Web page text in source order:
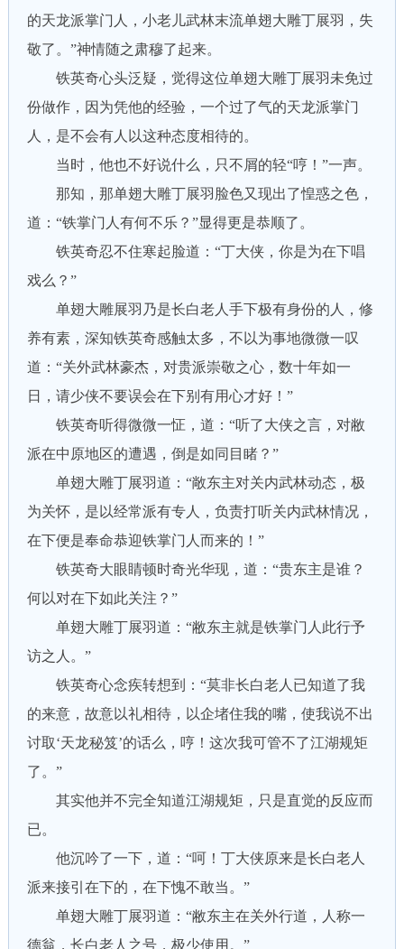
的天龙派掌门人，小老儿武林末流单翅大雕丁展羽，失
敬了。”神情随之肃穆了起来。
铁英奇心头泛疑，觉得这位单翅大雕丁展羽未免过
份做作，因为凭他的经验，一个过了气的天龙派掌门
人，是不会有人以这种态度相待的。
当时，他也不好说什么，只不屑的轻“哼！”一声。
那知，那单翅大雕丁展羽脸色又现出了惶惑之色，
道：“铁掌门人有何不乐？”显得更是恭顺了。
铁英奇忍不住寒起脸道：“丁大侠，你是为在下唱
戏么？”
单翅大雕展羽乃是长白老人手下极有身份的人，修
养有素，深知铁英奇感触太多，不以为事地微微一叹
道：“关外武林豪杰，对贵派崇敬之心，数十年如一
日，请少侠不要误会在下别有用心才好！”
铁英奇听得微微一怔，道：“听了大侠之言，对敝
派在中原地区的遭遇，倒是如同目睹？”
单翅大雕丁展羽道：“敞东主对关内武林动态，极
为关怀，是以经常派有专人，负责打听关内武林情况，
在下便是奉命恭迎铁掌门人而来的！”
铁英奇大眼睛顿时奇光华现，道：“贵东主是谁？
何以对在下如此关注？”
单翅大雕丁展羽道：“敝东主就是铁掌门人此行予
访之人。”
铁英奇心念疾转想到：“莫非长白老人已知道了我
的来意，故意以礼相待，以企堵住我的嘴，使我说不出
讨取‘天龙秘笈’的话么，哼！这次我可管不了江湖规矩
了。”
其实他并不完全知道江湖规矩，只是直觉的反应而
已。
他沉吟了一下，道：“呵！丁大侠原来是长白老人
派来接引在下的，在下愧不敢当。”
单翅大雕丁展羽道：“敝东主在关外行道，人称一
德翁，长白老人之号，极少使用。”